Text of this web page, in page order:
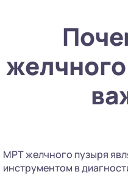
МРТ желчного пузыря
инструментом в